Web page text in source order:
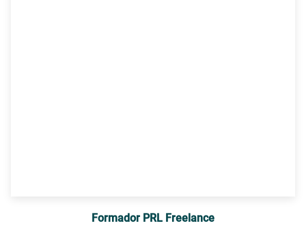
Formador PRL Freelance